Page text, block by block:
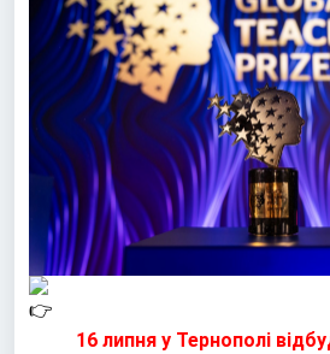
16 липня у Тернополі